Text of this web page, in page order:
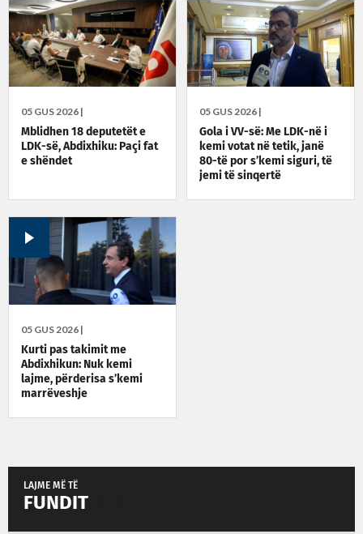
05 GUS 2026 |
Mblidhen 18 deputetët e
LDK-së, Abdixhiku: Paçi fat
e shëndet
05 GUS 2026 |
Gola i VV-së: Me LDK-në i
kemi votat në tetik, janë
80-të por s’kemi siguri, të
jemi të sinqertë
05 GUS 2026 |
Kurti pas takimit me
Abdixhikun: Nuk kemi
lajme, përderisa s’kemi
marrëveshje
LAJME MË TË
FUNDIT